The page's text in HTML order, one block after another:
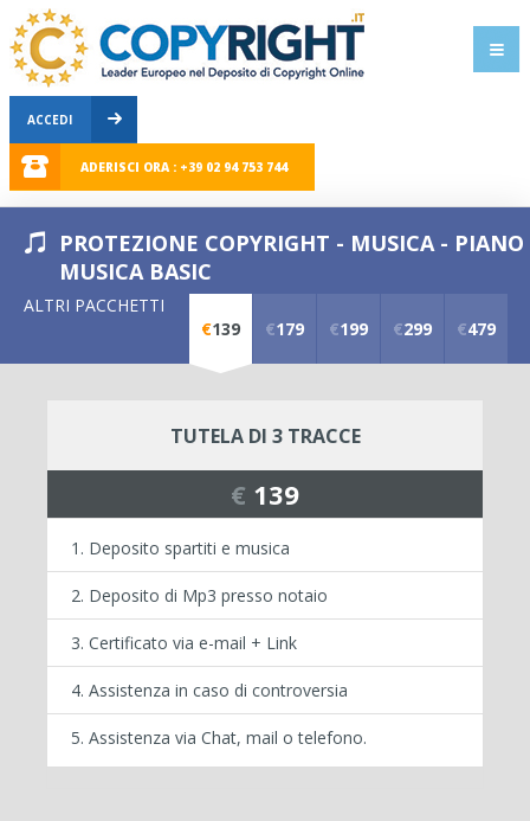
ACCEDI
ADERISCI ORA : +39 02 94 753 744
PROTEZIONE COPYRIGHT - MUSICA - PIANO
MUSICA BASIC
ALTRI PACCHETTI
€139 €179 €199 €299 €479
TUTELA DI 3 TRACCE
€ 139
Deposito spartiti e musica
Deposito di Mp3 presso notaio
Certificato via e-mail + Link
Assistenza in caso di controversia
Assistenza via Chat, mail o telefono.